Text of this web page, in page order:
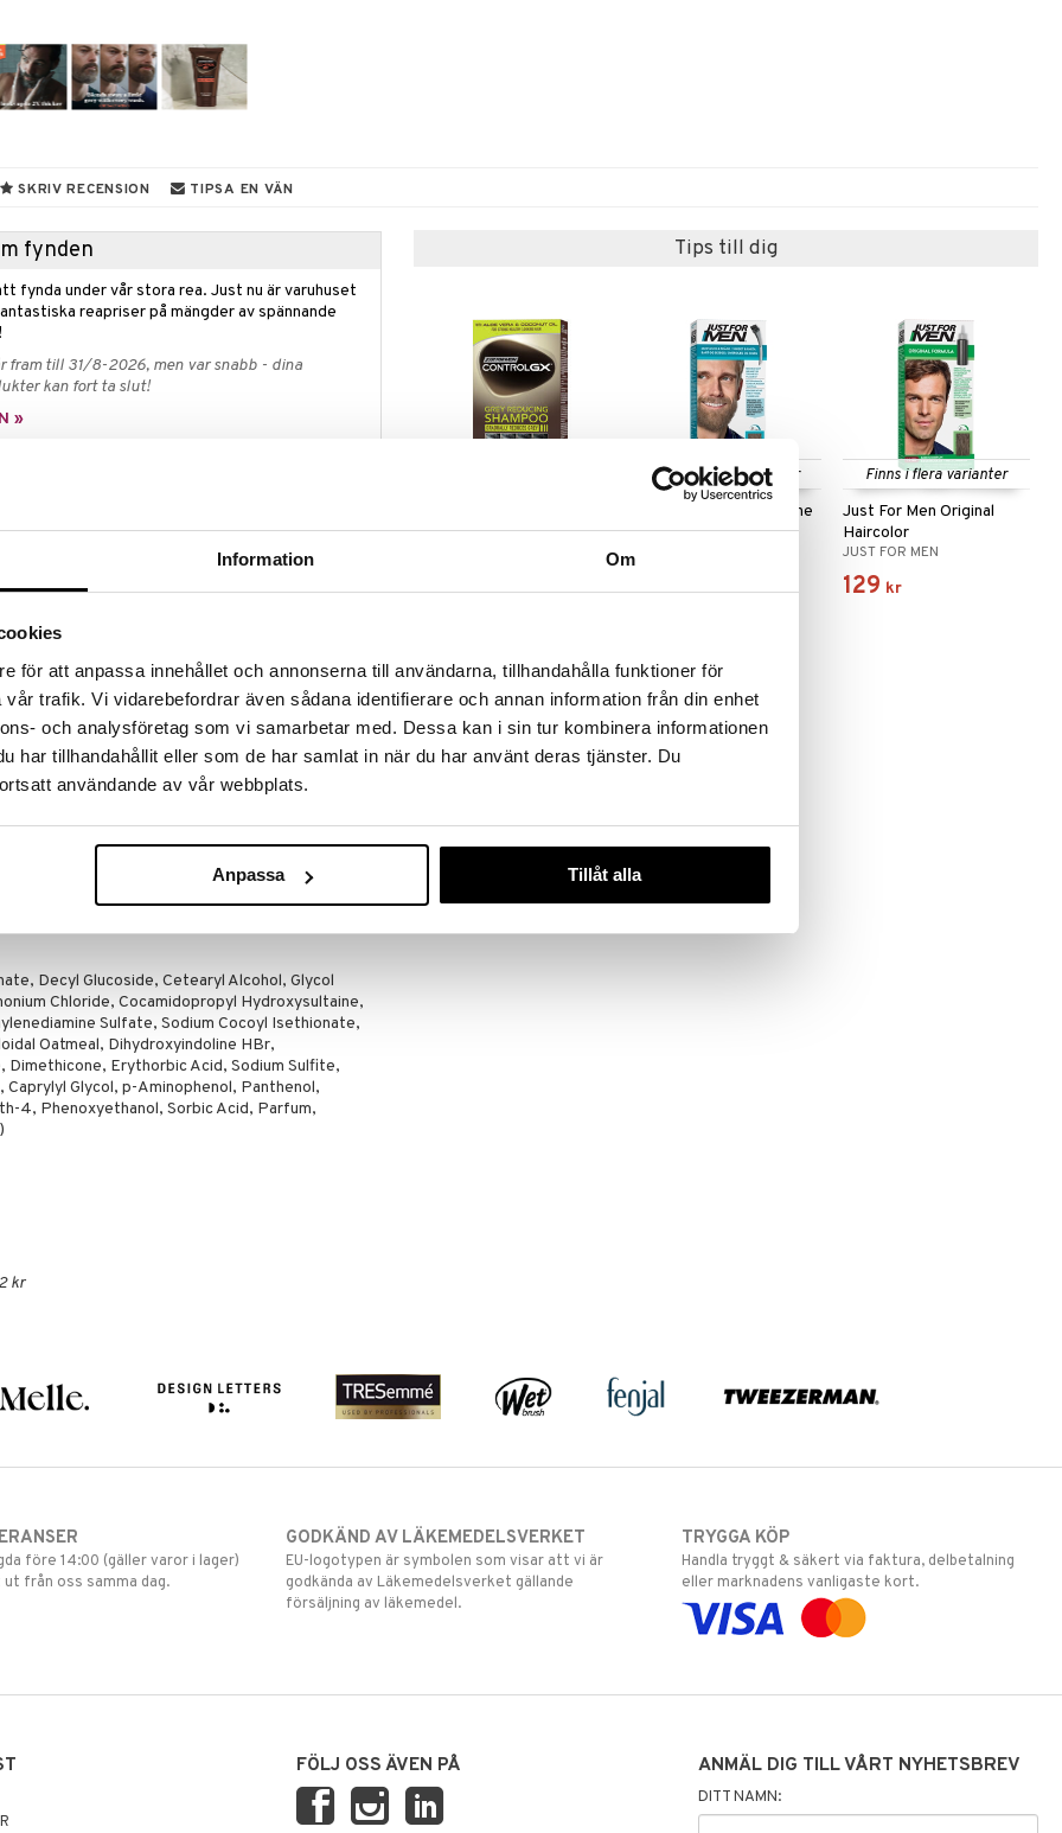
Information Om
för att anpassa innehållet och annonserna till användarna, tillhandahålla funktioner för
trafik. Vi vidarebefordrar även sådana identifierare och annan information från din enhet
och analysföretag som vi samarbetar med. Dessa kan i sin tur kombinera informationen
har tillhandahållit eller som de har samlat in när du har använt deras tjänster. Du
användande av vår webbplats.
Anpassa Tillåt alla
SKRIV RECENSION TIPSA EN VÄN
fynden
fynda under vår stora rea. Just nu är varuhuset
reapriser på mängder av spännande
fram till 31/8-2026, men var snabb - dina
kan fort ta slut!
»
tona bort grått hår i mustasch, skägg och
inga skarpa linjer.
schampo tills du är nöjd med resultatet.
minska risken för missfärgningar runt naglarna.
med produkten.
Decyl Glucoside, Cetearyl Alcohol, Glycol
Chloride, Cocamidopropyl Hydroxysultaine,
Sulfate, Sodium Cocoyl Isethionate,
Oatmeal, Dihydroxyindoline HBr,
Dimethicone, Erythorbic Acid, Sodium Sulfite,
Glycol, p-Aminophenol, Panthenol,
4, Phenoxyethanol, Sorbic Acid, Parfum,
kr
Tips till dig
Grey Reducing Shampoo
139 kr
Finns i flera varianter
Just For Men Moustache
& Beard Color
129 kr
Finns i flera varianter
Just For Men Original
Haircolor
JUST FOR MEN
129 kr
före 14:00 (gäller varor i lager)
från oss samma dag.
GODKÄND AV LÄKEMEDELSVERKET
EU-logotypen är symbolen som visar att vi är
godkända av Läkemedelsverket gällande
försäljning av läkemedel.
TRYGGA KÖP
Handla tryggt & säkert via faktura, delbetalning
eller marknadens vanligaste kort.
FÖLJ OSS ÄVEN PÅ ANMÄL DIG TILL VÅRT NYHETSBREV
DITT NAMN: